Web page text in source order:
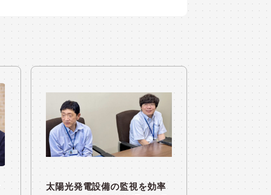
太陽光発電設備の監視を効率